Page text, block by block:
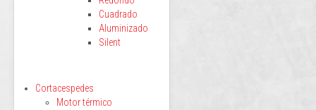
Cuadrado
Aluminizado
Silent
Cortacespedes
Motor térmico